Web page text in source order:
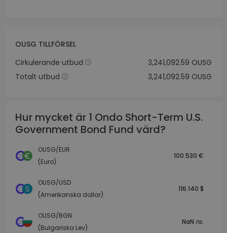
OUSG TILLFÖRSEL
Cirkulerande utbud
3,241,092.59 OUSG
Totalt utbud
3,241,092.59 OUSG
Hur mycket är 1 Ondo Short-Term U.S.
Government Bond Fund värd?
OUSG/EUR
(Euro)
100.530 €
OUSG/USD
(Amerikanska dollar)
116.140 $
OUSG/BGN
(Bulgariska Lev)
NaN лв.